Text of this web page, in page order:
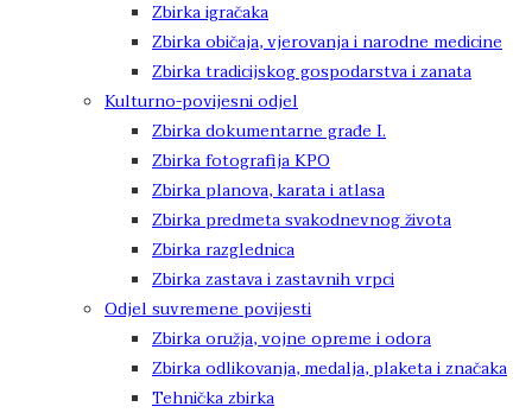
Zbirka igračaka
Zbirka običaja, vjerovanja i narodne medicine
Zbirka tradicijskog gospodarstva i zanata
Kulturno-povijesni odjel
Zbirka dokumentarne građe I.
Zbirka fotografija KPO
Zbirka planova, karata i atlasa
Zbirka predmeta svakodnevnog života
Zbirka razglednica
Zbirka zastava i zastavnih vrpci
Odjel suvremene povijesti
Zbirka oružja, vojne opreme i odora
Zbirka odlikovanja, medalja, plaketa i značaka
Tehnička zbirka